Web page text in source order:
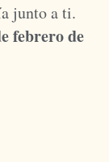
junto a ti.
febrero de